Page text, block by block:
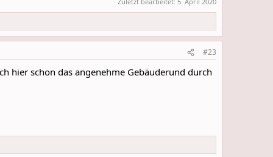
#23
hier schon das angenehme Gebäuderund durch